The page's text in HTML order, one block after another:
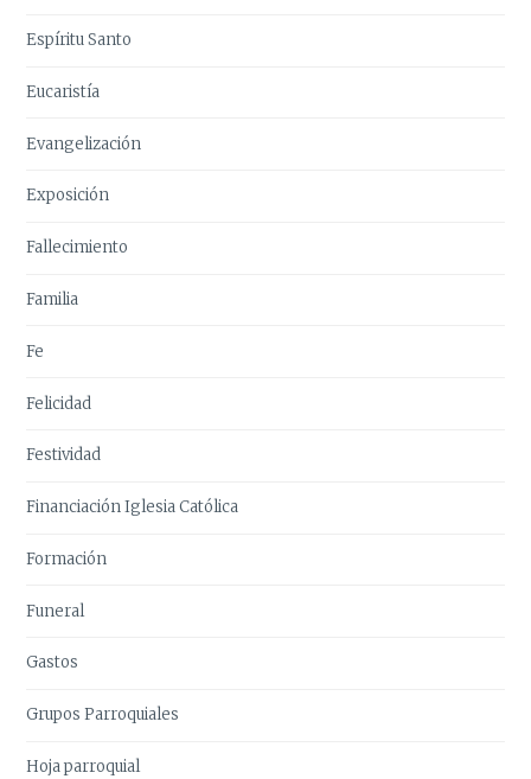
Espíritu Santo
Eucaristía
Evangelización
Exposición
Fallecimiento
Familia
Fe
Felicidad
Festividad
Financiación Iglesia Católica
Formación
Funeral
Gastos
Grupos Parroquiales
Hoja parroquial